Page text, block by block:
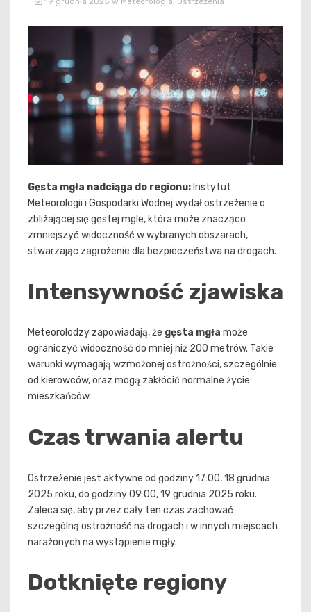
Gęsta mgła nadciąga do regionu: Instytut
Meteorologii i Gospodarki Wodnej wydał ostrzeżenie o
zbliżającej się gęstej mgle, która może znacząco
zmniejszyć widoczność w wybranych obszarach,
stwarzając zagrożenie dla bezpieczeństwa na drogach.
Intensywność zjawiska
Meteorolodzy zapowiadają, że gęsta mgła może
ograniczyć widoczność do mniej niż 200 metrów. Takie
warunki wymagają wzmożonej ostrożności, szczególnie
od kierowców, oraz mogą zakłócić normalne życie
mieszkańców.
Czas trwania alertu
Ostrzeżenie jest aktywne od godziny 17:00, 18 grudnia
2025 roku, do godziny 09:00, 19 grudnia 2025 roku.
Zaleca się, aby przez cały ten czas zachować
szczególną ostrożność na drogach i w innych miejscach
narażonych na wystąpienie mgły.
Dotknięte regiony